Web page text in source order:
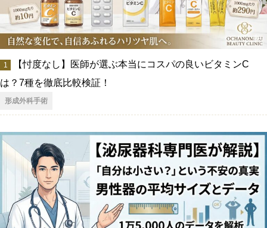
【忖度なし】医師が選ぶ本当にコスパの良いビタミンC
は？7種を徹底比較検証！
形成外科手術